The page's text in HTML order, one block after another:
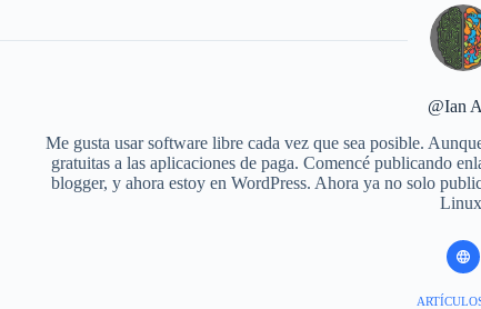
@Ian
Me gusta usar software libre cada vez que sea posible.
gratuitas a las aplicaciones de paga. Comencé publicando
blogger, y ahora estoy en WordPress. Ahora ya no solo